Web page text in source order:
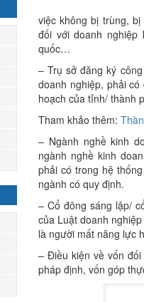
việc không bị trùng,
đối với doanh
quốc…
– Trụ sở đăng ký
doanh nghiệp, phải
hoạch của tỉnh/ thành
Tham khảo thêm:
– Ngành nghề kinh
ngành nghề kinh
phải có trong hệ
ngành có quy định.
– Cổ đông sáng lập/
của Luật doanh
là người mất năng lực
– Điều kiện về vốn
pháp định, vốn góp